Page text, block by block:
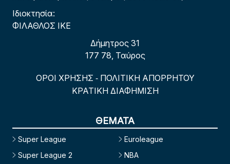
Ιδιοκτησία:
ΦΙΛΑΘΛΟΣ ΙΚΕ
Δήμητρος 31
177 78, Ταύρος
ΟΡΟΙ ΧΡΗΣΗΣ - ΠΟΛΙΤΙΚΗ ΑΠΟΡΡΗΤΟΥ
ΚΡΑΤΙΚΗ ΔΙΑΦΗΜΙΣΗ
ΘΕΜΑΤΑ
Super League
Super League 2
Euroleague
NBA